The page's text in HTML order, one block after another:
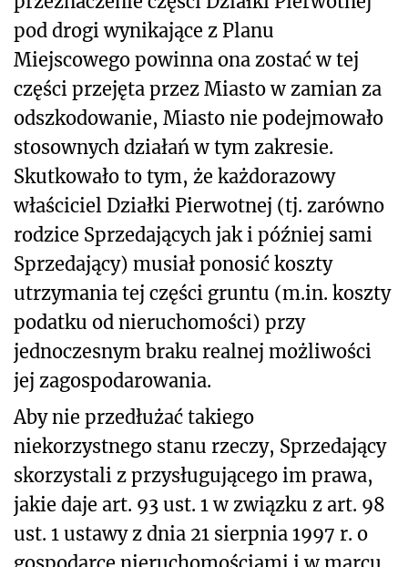
pod drogi wynikające z Planu
Miejscowego powinna ona zostać w tej
części przejęta przez Miasto w zamian za
odszkodowanie, Miasto nie podejmowało
stosownych działań w tym zakresie.
Skutkowało to tym, że każdorazowy
właściciel Działki Pierwotnej (tj. zarówno
rodzice Sprzedających jak i później sami
Sprzedający) musiał ponosić koszty
utrzymania tej części gruntu (m.in. koszty
podatku od nieruchomości) przy
jednoczesnym braku realnej możliwości
jej zagospodarowania.
Aby nie przedłużać takiego
niekorzystnego stanu rzeczy, Sprzedający
skorzystali z przysługującego im prawa,
jakie daje art. 93 ust. 1 w związku z art. 98
ust. 1 ustawy z dnia 21 sierpnia 1997 r. o